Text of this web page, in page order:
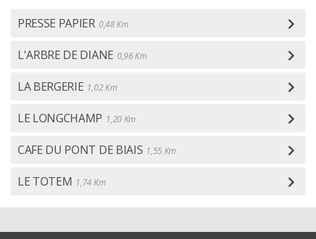
PRESSE PAPIER 0,48 Km
L'ARBRE DE DIANE 0,96 Km
LA BERGERIE 1,02 Km
LE LONGCHAMP 1,20 Km
CAFE DU PONT DE BIAIS 1,55 Km
LE TOTEM 1,74 Km